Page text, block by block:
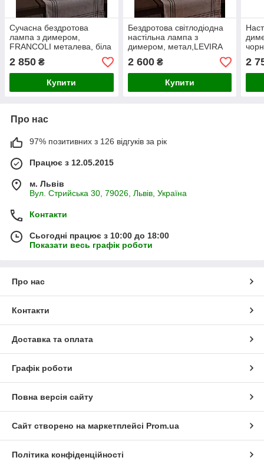
Сучасна бездротова
лампа з димером,
FRANCOLI металева, біла
2 850 ₴
Купити
Бездротова світлодіодна
настільна лампа з
димером, метал,LEVIRA
2 600₴
Купити
2
Про нас
97% позитивних з 126 відгуків за рік
Працює з 12.05.2015
м. Львів
Вул. Стрийська 30, 79026, Львів, Україна
Контакти
Сьогодні працює з 10:00 до 18:00
Показати весь графік роботи
Про нас
Контакти
Доставка та оплата
Графік роботи
Повна версія сайту
Сайт створено на маркетплейсі Prom.ua
Політика конфіденційності